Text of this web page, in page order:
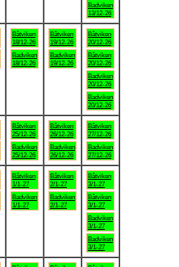
Badviken
13/12-26
Båtviken
18/12-26
Badviken
18/12-26
Båtviken
19/12-26
Badviken
19/12-26
Båtviken
20/12-26
Båtviken
20/12-26
Badviken
20/12-26
Badviken
20/12-26
Båtviken
25/12-26
Badviken
25/12-26
Båtviken
26/12-26
Badviken
26/12-26
Båtviken
27/12-26
Badviken
27/12-26
Båtviken
1/1-27
Badviken
1/1-27
Båtviken
2/1-27
Badviken
2/1-27
Båtviken
3/1-27
Båtviken
3/1-27
Badviken
3/1-27
Badviken
3/1-27